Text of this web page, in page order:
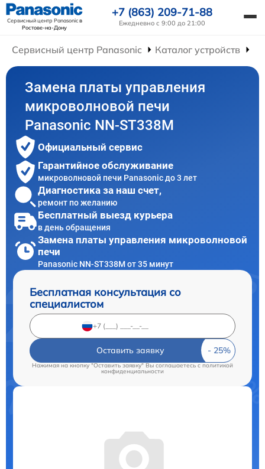
Сервисный центр Panasonicв
Ростове-на-Дону
+7 (863) 209-71-88
Ежедневно с 9:00 до 21:00
Сервисный центр Panasonic Каталог устройств
Замена платы управления
микроволновой печи
Panasonic NN-ST338M
Официальный сервис
Гарантийное обслуживание
микроволновой печи Panasonic до 3 лет
Диагностика за наш счет,
ремонт по желанию
Бесплатный выезд курьера
в день обращения
Замена платы управления микроволновой
печи
Panasonic NN-ST338M от 35 минут
Бесплатная консультация со
специалистом
Оставить заявку
Нажимая на кнопку "Оставить заявку" Вы соглашаетесь cполитикой
конфиденциальности